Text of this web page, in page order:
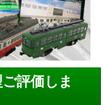
評価しま